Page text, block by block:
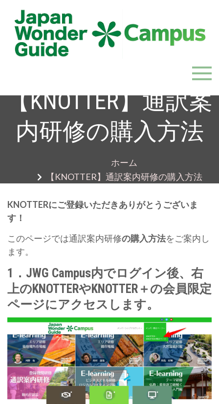
content
JapanWonderGuide Campus
「日本のガイドの質を世界一に」を目指すガイドコミ
【KNOTTER】通訳案
内研修の購入方法
ホーム
【KNOTTER】通訳案内研修の購入方法
KNOTTERにご登録いただきありがとうございま
す！
このページでは通訳案内研修の購入方法をご案内し
ます。
1．JWG Campus内でログイン後、右
上のKNOTTERやKNOTTER＋の会員限定
ページにアクセスします。